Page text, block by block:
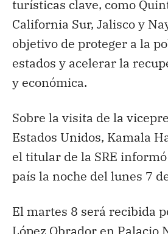
turísticas clave, como
California Sur, Jalisco y
objetivo de proteger a la
estados y acelerar la
y económica.
Sobre la visita de la
Estados Unidos, Kamala
el titular de la SRE
país la noche del lunes 7
El martes 8 será recibida
López Obrador en Palacio